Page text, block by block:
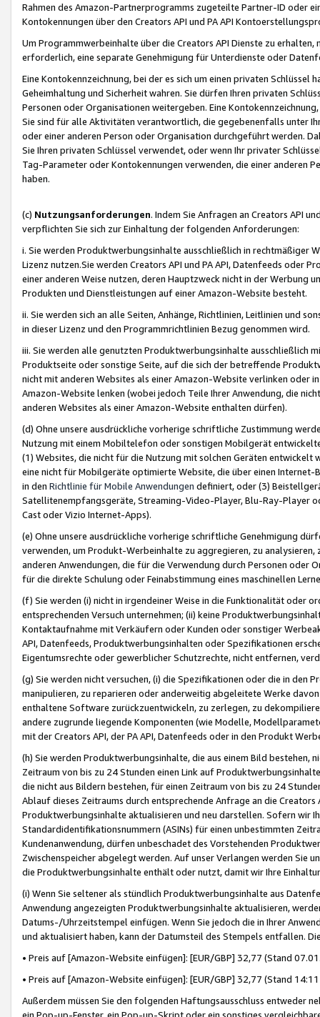
Rahmen des Amazon-Partnerprogramms zugeteilte Partner-ID oder
Kontokennungen über den Creators API und PA API
Um Programmwerbeinhalte über die Creators API Dienste zu
erforderlich, eine separate Genehmigung für Unterdienste oder
Eine Kontokennzeichnung, bei der es sich um einen privaten
Geheimhaltung und Sicherheit wahren. Sie dürfen Ihren privaten
Personen oder Organisationen weitergeben. Eine
Sie sind für alle Aktivitäten verantwortlich, die gegebenenfalls unter
oder einer anderen Person oder Organisation durchgeführt werden.
Sie Ihren privaten Schlüssel verwendet, oder wenn Ihr privater
Tag-Parameter oder Kontokennungen verwenden, die einer anderen
haben.
(c) Nutzungsanforderungen. Indem Sie Anfragen an Creators API
verpflichten Sie sich zur Einhaltung der folgenden Anforderungen:
i. Sie werden Produktwerbungsinhalte ausschließlich in rechtmäßiger
Lizenz nutzen.Sie werden Creators API und PA API, Datenfeeds oder
einer anderen Weise nutzen, deren Hauptzweck nicht in der Werbung
Produkten und Dienstleistungen auf einer Amazon-Website besteht.
ii. Sie werden sich an alle Seiten, Anhänge, Richtlinien, Leitlinien und
in dieser Lizenz und den Programmrichtlinien Bezug genommen wird.
iii. Sie werden alle genutzten Produktwerbungsinhalte ausschließlich
Produktseite oder sonstige Seite, auf die sich der betreffende
nicht mit anderen Websites als einer Amazon-Website verlinken oder
Amazon-Website lenken (wobei jedoch Teile Ihrer Anwendung, die
anderen Websites als einer Amazon-Website enthalten dürfen).
(d) Ohne unsere ausdrückliche vorherige schriftliche Zustimmung
Nutzung mit einem Mobiltelefon oder sonstigen Mobilgerät
(1) Websites, die nicht für die Nutzung mit solchen Geräten
eine nicht für Mobilgeräte optimierte Website, die über einen
in den Richtlinie für Mobile Anwendungen definiert, oder (3)
Satellitenempfangsgeräte, Streaming-Video-Player, Blu-Ray-Player
Cast oder Vizio Internet-Apps).
(e) Ohne unsere ausdrückliche vorherige schriftliche Genehmigung
verwenden, um Produkt-Werbeinhalte zu aggregieren, zu
anderen Anwendungen, die für die Verwendung durch Personen
für die direkte Schulung oder Feinabstimmung eines maschinellen
(f) Sie werden (i) nicht in irgendeiner Weise in die Funktionalität oder
entsprechenden Versuch unternehmen; (ii) keine
Kontaktaufnahme mit Verkäufern oder Kunden oder sonstiger
API, Datenfeeds, Produktwerbungsinhalten oder Spezifikationen
Eigentumsrechte oder gewerblicher Schutzrechte, nicht entfernen,
(g) Sie werden nicht versuchen, (i) die Spezifikationen oder die in
manipulieren, zu reparieren oder anderweitig abgeleitete Werke
enthaltene Software zurückzuentwickeln, zu zerlegen, zu
andere zugrunde liegende Komponenten (wie Modelle,
mit der Creators API, der PA API, Datenfeeds oder in den Produkt
(h) Sie werden Produktwerbungsinhalte, die aus einem Bild bestehen,
Zeitraum von bis zu 24 Stunden einen Link auf
die nicht aus Bildern bestehen, für einen Zeitraum von bis zu 24
Ablauf dieses Zeitraums durch entsprechende Anfrage an die
Produktwerbungsinhalte aktualisieren und neu darstellen. Sofern wir
Standardidentifikationsnummern (ASINs) für einen unbestimmten
Kundenanwendung, dürfen unbeschadet des Vorstehenden
Zwischenspeicher abgelegt werden. Auf unser Verlangen werden Sie
die Produktwerbungsinhalte enthält oder nutzt, damit wir Ihre
(i) Wenn Sie seltener als stündlich Produktwerbungsinhalte aus
Anwendung angezeigten Produktwerbungsinhalte aktualisieren,
Datums-/Uhrzeitstempel einfügen. Wenn Sie jedoch die in Ihrer
und aktualisiert haben, kann der Datumsteil des Stempels entfallen.
• Preis auf [Amazon-Website einfügen]: [EUR/GBP] 32,77 (Stand
• Preis auf [Amazon-Website einfügen]: [EUR/GBP] 32,77 (Stand
Außerdem müssen Sie den folgenden Haftungsausschluss entweder
ein Pop-up-Fenster, ein Pop-up-Skript oder ein sonstiges